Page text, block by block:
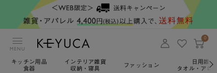
MENU
0
キッチン用品
食器
インテリア雑貨
収納・寝具
ファッション
日用雑貨
タオル・アロ